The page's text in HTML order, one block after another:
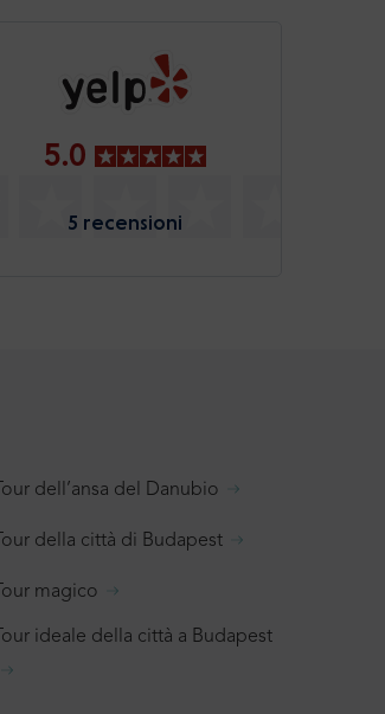
5.0
5 recensioni
Tour dell’ansa del Danubio
Tour della città di Budapest
Tour magico
Tour ideale della città a Budapest